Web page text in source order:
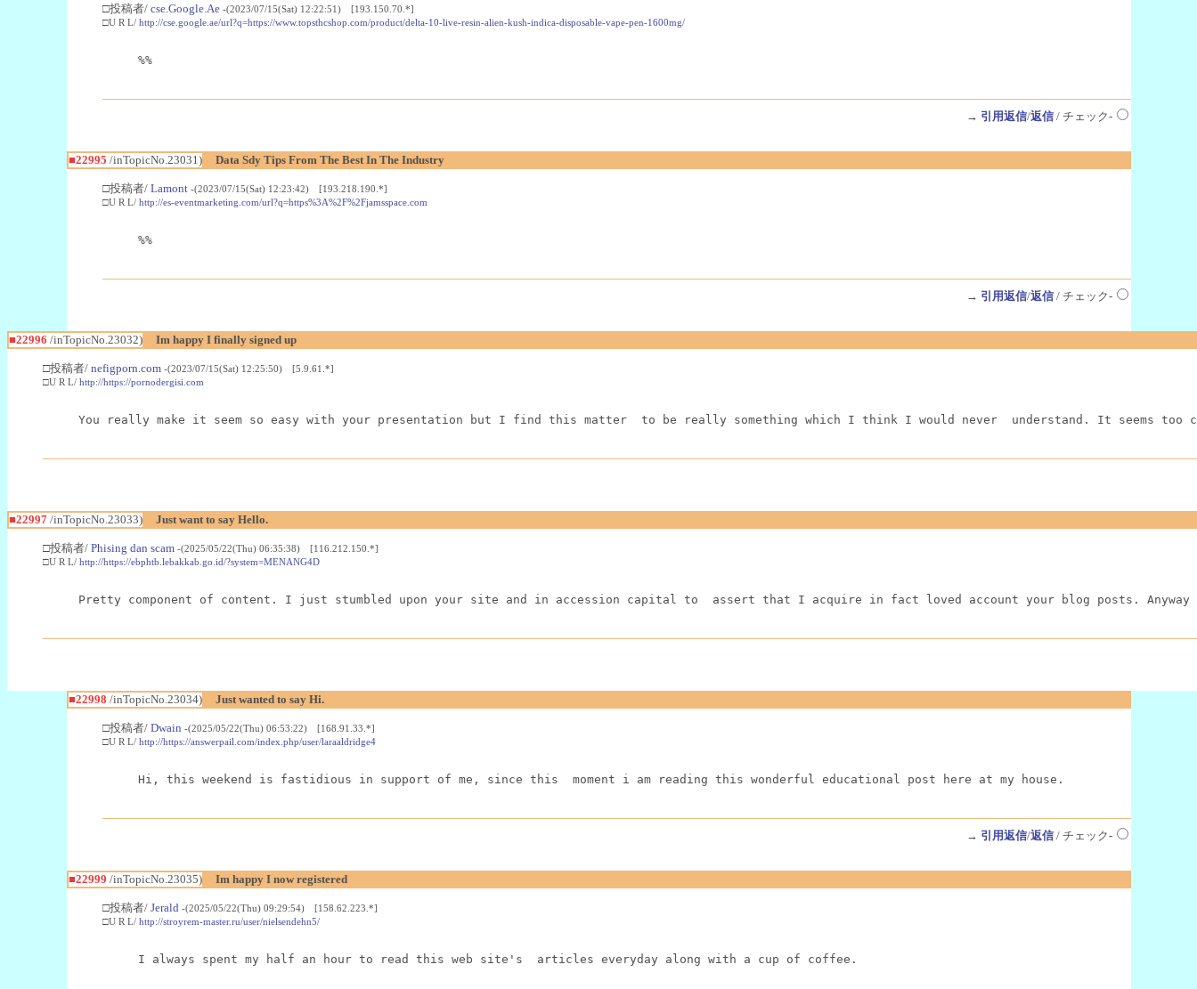
□投稿者/ cse.Google.Ae -(2023/07/15(Sat) 12:22:51) [193.150.70.*]
□U R L/ http://cse.google.ae/url?q=https://www.topsthcshop.com/product/delta-10-live-resin-alien-kush-indica-disposable-vape-pen-1600mg/
%%
→ 引用返信/返信/ チェック-
■22995 /inTopicNo.23031) Data Sdy Tips From The Best In The Industry
□投稿者/ Lamont -(2023/07/15(Sat) 12:23:42) [193.218.190.*]
□U R L/ http://es-eventmarketing.com/url?q=https%3A%2F%2Fjamsspace.com
%%
→ 引用返信/返信/ チェック-
■22996 /inTopicNo.23032) Im happy I finally signed up
□投稿者/ nefigporn.com -(2023/07/15(Sat) 12:25:50) [5.9.61.*]
□U R L/ http://https://pornodergisi.com
You really make it seem so easy with your presentation but I find this matter  to be really something which I think I would never  understand. It seems
■22997 /inTopicNo.23033) Just want to say Hello.
□投稿者/ Phising dan scam -(2025/05/22(Thu) 06:35:38) [116.212.150.*]
□U R L/ http://https://ebphtb.lebakkab.go.id/?system=MENANG4D
Pretty component of content. I just stumbled upon your site and in accession capital to  assert that I acquire in fact loved account your blog posts.
■22998 /inTopicNo.23034) Just wanted to say Hi.
□投稿者/ Dwain -(2025/05/22(Thu) 06:53:22) [168.91.33.*]
□U R L/ http://https://answerpail.com/index.php/user/laraaldridge4
Hi, this weekend is fastidious in support of me, since this  moment i am reading this wonderful educational post here at my house.
→ 引用返信/返信/ チェック-
■22999 /inTopicNo.23035) Im happy I now registered
□投稿者/ Jerald -(2025/05/22(Thu) 09:29:54) [158.62.223.*]
□U R L/ http://stroyrem-master.ru/user/nielsendehn5/
I always spent my half an hour to read this web site's  articles everyday along with a cup of coffee.